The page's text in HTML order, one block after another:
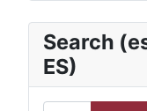
Search
ES)